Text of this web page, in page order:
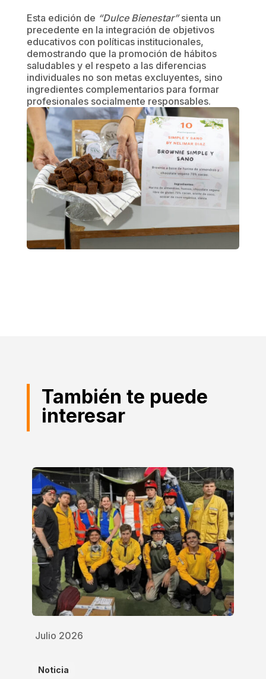
Esta edición de “Dulce Bienestar”sienta un
precedente en la integración de objetivos
educativos con políticas institucionales,
demostrando que la promoción de hábitos
saludables y el respeto a las diferencias
individuales no son metas excluyentes, sino
ingredientes complementarios para formar
profesionales socialmente responsables.
También te puede
interesar
Julio 2026
Noticia